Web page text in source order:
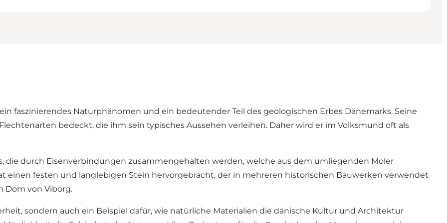
faszinierendes Naturphänomen und ein bedeutender Teil des geologischen Erbes Dänemarks. Seine
bedeckt, die ihm sein typisches Aussehen verleihen. Daher wird er im Volksmund oft als
die durch Eisenverbindungen zusammengehalten werden, welche aus dem umliegenden Moler
einen festen und langlebigen Stein hervorgebracht, der in mehreren historischen Bauwerken verwendet
Dom von Viborg.
sondern auch ein Beispiel dafür, wie natürliche Materialien die dänische Kultur und Architektur